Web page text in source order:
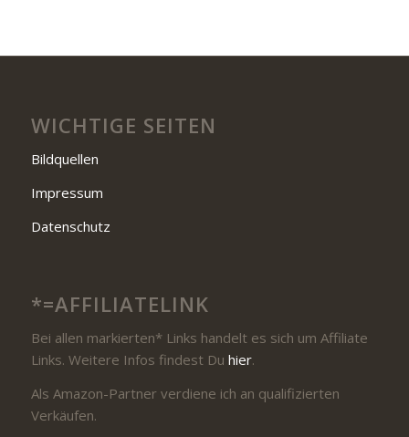
WICHTIGE SEITEN
Bildquellen
Impressum
Datenschutz
*=AFFILIATELINK
Bei allen markierten* Links handelt es sich um Affiliate
Links. Weitere Infos findest Du hier.
Als Amazon-Partner verdiene ich an qualifizierten
Verkäufen.